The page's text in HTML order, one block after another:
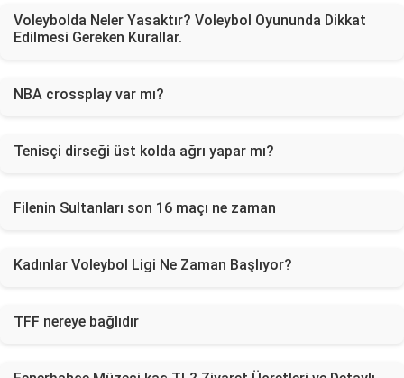
Voleybolda Neler Yasaktır? Voleybol Oyununda Dikkat
Edilmesi Gereken Kurallar.
NBA crossplay var mı?
Tenisçi dirseği üst kolda ağrı yapar mı?
Filenin Sultanları son 16 maçı ne zaman
Kadınlar Voleybol Ligi Ne Zaman Başlıyor?
TFF nereye bağlıdır